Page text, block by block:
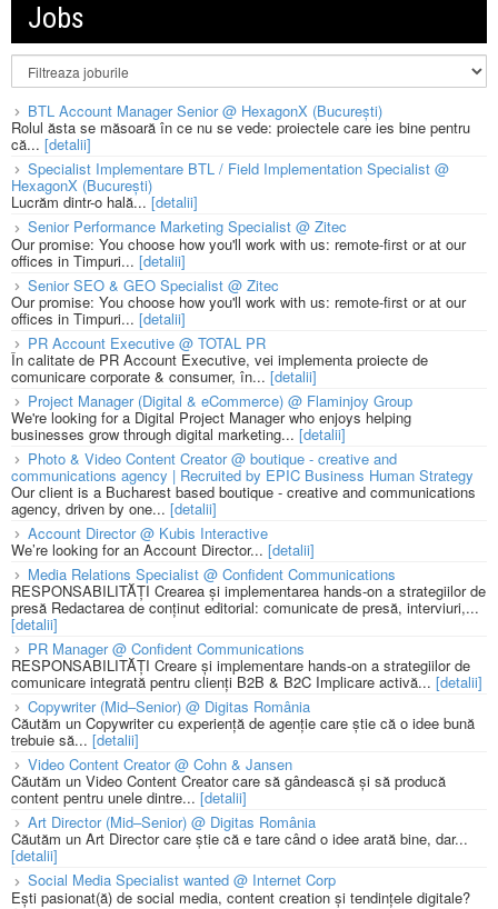
Jobs
BTL Account Manager Senior @ HexagonX (București)
Rolul ăsta se măsoară în ce nu se vede: proiectele care ies bine pentru
că... [detalii]
Specialist Implementare BTL / Field Implementation Specialist @
HexagonX (București)
Lucrăm dintr-o hală... [detalii]
Senior Performance Marketing Specialist @ Zitec
Our promise: You choose how you'll work with us: remote-first or at our
offices in Timpuri... [detalii]
Senior SEO & GEO Specialist @ Zitec
Our promise: You choose how you'll work with us: remote-first or at our
offices in Timpuri... [detalii]
PR Account Executive @ TOTAL PR
În calitate de PR Account Executive, vei implementa proiecte de
comunicare corporate & consumer, în... [detalii]
Project Manager (Digital & eCommerce) @ Flaminjoy Group
We're looking for a Digital Project Manager who enjoys helping
businesses grow through digital marketing... [detalii]
Photo & Video Content Creator @ boutique - creative and
communications agency | Recruited by EPIC Business Human Strategy
Our client is a Bucharest based boutique - creative and communications
agency, driven by one... [detalii]
Account Director @ Kubis Interactive
We’re looking for an Account Director... [detalii]
Media Relations Specialist @ Confident Communications
RESPONSABILITĂȚI Crearea și implementarea hands-on a strategiilor de
presă Redactarea de conținut editorial: comunicate de presă, interviuri,...
[detalii]
PR Manager @ Confident Communications
RESPONSABILITĂȚI Creare și implementare hands-on a strategiilor de
comunicare integrată pentru clienți B2B & B2C Implicare activă... [detalii]
Copywriter (Mid–Senior) @ Digitas România
Căutăm un Copywriter cu experiență de agenție care știe că o idee bună
trebuie să... [detalii]
Video Content Creator @ Cohn & Jansen
Căutăm un Video Content Creator care să gândească și să producă
content pentru unele dintre... [detalii]
Art Director (Mid–Senior) @ Digitas România
Căutăm un Art Director care știe că e tare când o idee arată bine, dar...
[detalii]
Social Media Specialist wanted @ Internet Corp
Ești pasionat(ă) de social media, content creation și tendințele digitale?